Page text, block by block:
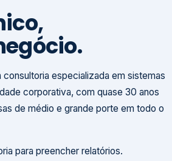
especializada em sistemas
corporativa, com quase 30 anos
de médio e grande porte em todo o
para preencher relatórios.